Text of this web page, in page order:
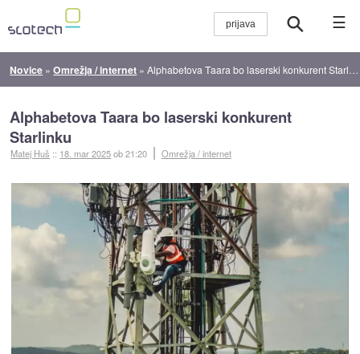
☰
Novice »Omrežja / internet »Alphabetova Taara bo laserski konkurent Starlinku
Alphabetova Taara bo laserski konkurent
Starlinku
Matej Huš :: 18. mar 2025ob 21:20 Omrežja / internet